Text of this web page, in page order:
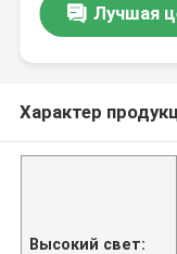
Лучшая
Характер
Высокий свет: